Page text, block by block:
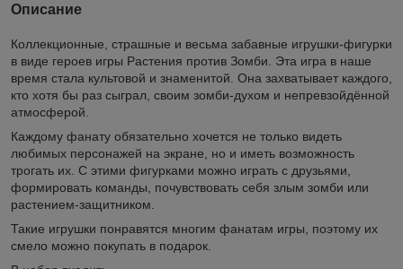
Описание
Коллекционные, страшные и весьма забавные игрушки-фигурки
в виде героев игры Растения против Зомби. Эта игра в наше
время стала культовой и знаменитой. Она захватывает каждого,
кто хотя бы раз сыграл, своим зомби-духом и непревзойдённой
атмосферой.
Каждому фанату обязательно хочется не только видеть
любимых персонажей на экране, но и иметь возможность
трогать их. С этими фигурками можно играть с друзьями,
формировать команды, почувствовать себя злым зомби или
растением-защитником.
Такие игрушки понравятся многим фанатам игры, поэтому их
смело можно покупать в подарок.